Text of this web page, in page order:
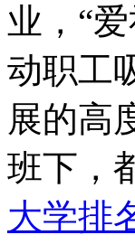
业，“
动职工
展的高
班下，
大学排